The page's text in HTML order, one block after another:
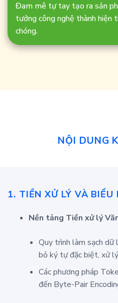
Đam mê tự tay tạo ra sản
tưởng công nghệ thành hiện
chóng.
NỘI DUNG
1. TIỀN XỬ LÝ VÀ BIỂU
Nền tảng Tiền xử lý
Quy trình làm sạch dữ
bỏ ký tự đặc biệt, xử
Các phương pháp
đến Byte-Pair